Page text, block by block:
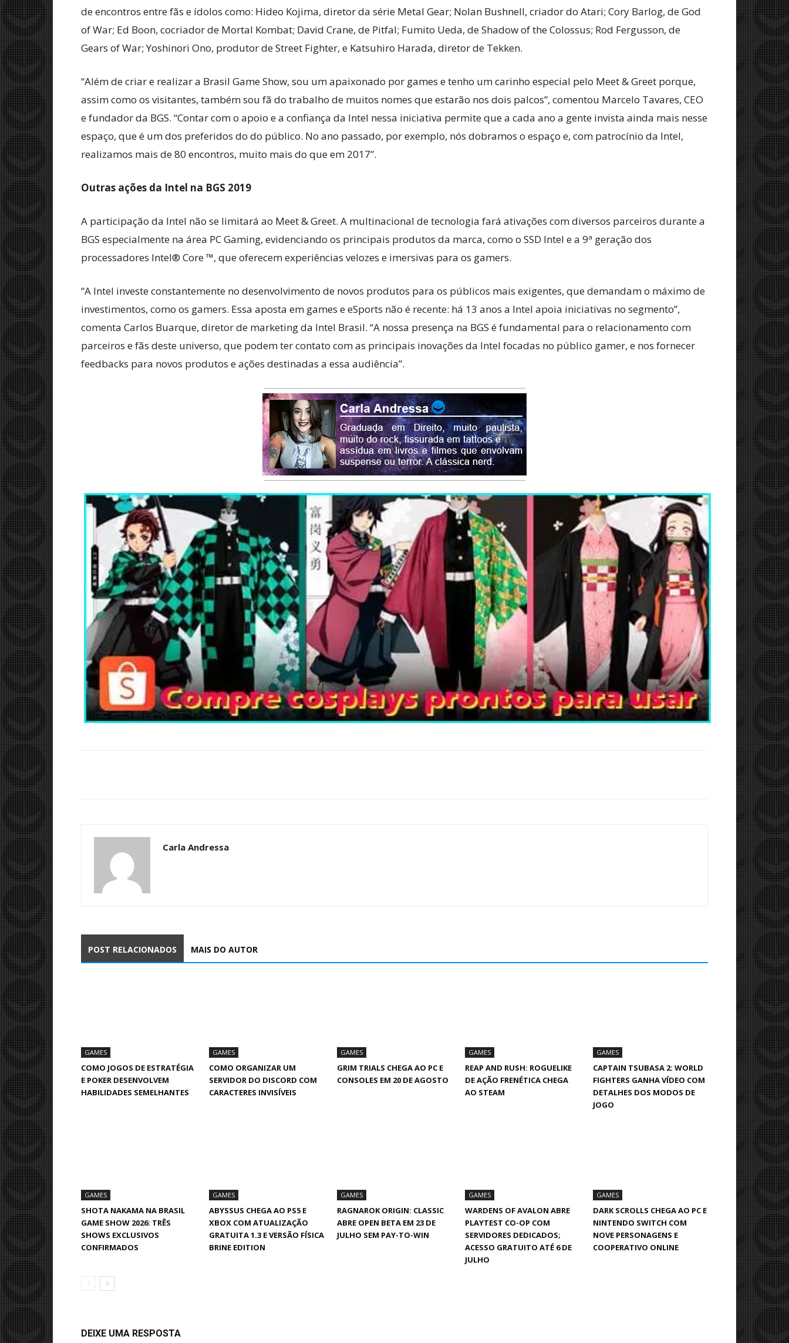
de encontros entre fãs e ídolos como: Hideo Kojima, diretor da série Metal Gear; Nolan Bushnell, criador do Atari; Cory Barlog, de God
of War; Ed Boon, cocriador de Mortal Kombat; David Crane, de Pitfal; Fumito Ueda, de Shadow of the Colossus; Rod Fergusson, de
Gears of War; Yoshinori Ono, produtor de Street Fighter, e Katsuhiro Harada, diretor de Tekken.
“Além de criar e realizar a Brasil Game Show, sou um apaixonado por games e tenho um carinho especial pelo Meet & Greet porque,
assim como os visitantes, também sou fã do trabalho de muitos nomes que estarão nos dois palcos”, comentou Marcelo Tavares, CEO
e fundador da BGS. “Contar com o apoio e a confiança da Intel nessa iniciativa permite que a cada ano a gente invista ainda mais nesse
espaço, que é um dos preferidos do do público. No ano passado, por exemplo, nós dobramos o espaço e, com patrocínio da Intel,
realizamos mais de 80 encontros, muito mais do que em 2017”.
Outras ações da Intel na BGS 2019
A participação da Intel não se limitará ao Meet & Greet. A multinacional de tecnologia fará ativações com diversos parceiros durante a
BGS especialmente na área PC Gaming, evidenciando os principais produtos da marca, como o SSD Intel e a 9ª geração dos
processadores Intel® Core ™, que oferecem experiências velozes e imersivas para os gamers.
“A Intel investe constantemente no desenvolvimento de novos produtos para os públicos mais exigentes, que demandam o máximo de
investimentos, como os gamers. Essa aposta em games e eSports não é recente: há 13 anos a Intel apoia iniciativas no segmento’’,
comenta Carlos Buarque, diretor de marketing da Intel Brasil. “A nossa presença na BGS é fundamental para o relacionamento com
parceiros e fãs deste universo, que podem ter contato com as principais inovações da Intel focadas no público gamer, e nos fornecer
feedbacks para novos produtos e ações destinadas a essa audiência”.
Carla Andressa
POST RELACIONADOS MAIS DO AUTOR
GAMES
COMO JOGOS DE ESTRATÉGIA
E POKER DESENVOLVEM
HABILIDADES SEMELHANTES
GAMES
COMO ORGANIZAR UM
SERVIDOR DO DISCORD COM
CARACTERES INVISÍVEIS
GAMES
GRIM TRIALS CHEGA AO PC E
CONSOLES EM 20 DE AGOSTO
GAMES
REAP AND RUSH: ROGUELIKE
DE AÇÃO FRENÉTICA CHEGA
AO STEAM
GAMES
CAPTAIN TSUBASA 2: WORLD
FIGHTERS GANHA VÍDEO COM
DETALHES DOS MODOS DE
JOGO
GAMES
SHOTA NAKAMA NA BRASIL
GAME SHOW 2026: TRÊS
SHOWS EXCLUSIVOS
CONFIRMADOS
GAMES
ABYSSUS CHEGA AO PS5 E
XBOX COM ATUALIZAÇÃO
GRATUITA 1.3 E VERSÃO FÍSICA
BRINE EDITION
GAMES
RAGNAROK ORIGIN: CLASSIC
ABRE OPEN BETA EM 23 DE
JULHO SEM PAY-TO-WIN
GAMES
WARDENS OF AVALON ABRE
PLAYTEST CO-OP COM
SERVIDORES DEDICADOS;
ACESSO GRATUITO ATÉ 6 DE
JULHO
GAMES
DARK SCROLLS CHEGA AO PC E
NINTENDO SWITCH COM
NOVE PERSONAGENS E
COOPERATIVO ONLINE
DEIXE UMA RESPOSTA